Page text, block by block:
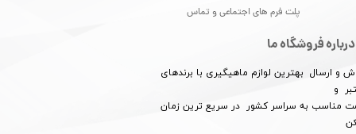
درباره فروشگاه ما
و ارسال بهترین لوازم ماهیگیری با برندهای
و
مناسب به سراسر کشور در سریع ترین زمان
پلت فرم های اجتماعی و تماس